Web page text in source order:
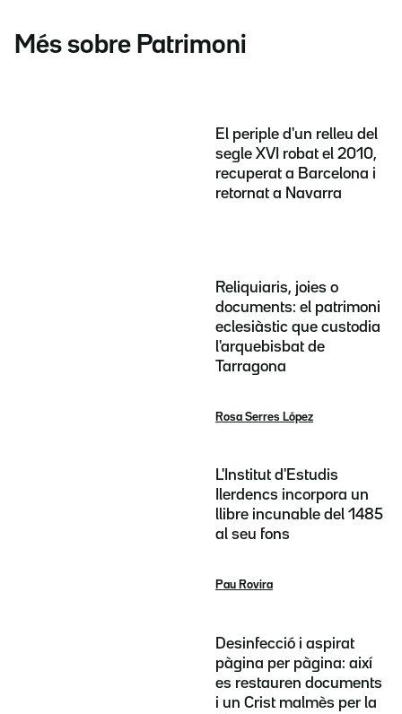
Més sobre Patrimoni
El periple d'un relleu del
segle XVI robat el 2010,
recuperat a Barcelona i
retornat a Navarra
Reliquiaris, joies o
documents: el patrimoni
eclesiàstic que custodia
l'arquebisbat de
Tarragona
Rosa Serres López
L'Institut d'Estudis
Ilerdencs incorpora un
llibre incunable del 1485
al seu fons
Pau Rovira
Desinfecció i aspirat
pàgina per pàgina: així
es restauren documents
i un Crist malmès per la